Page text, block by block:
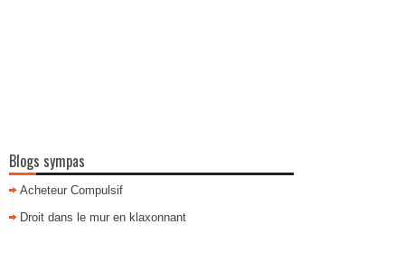
Blogs sympas
Acheteur Compulsif
Droit dans le mur en klaxonnant